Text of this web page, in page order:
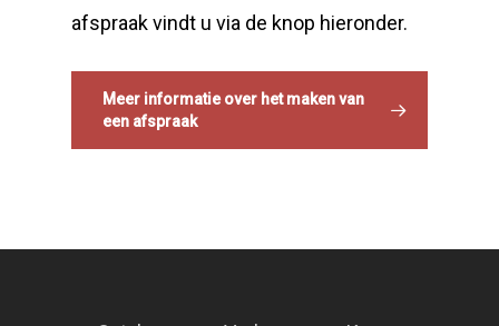
afspraak vindt u via de knop hieronder.
Meer informatie over het maken van
een afspraak